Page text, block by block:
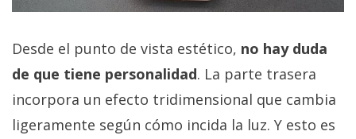
Desde el punto de vista estético, no hay duda
de que tiene personalidad. La parte trasera
incorpora un efecto tridimensional que cambia
ligeramente según cómo incida la luz. Y esto es